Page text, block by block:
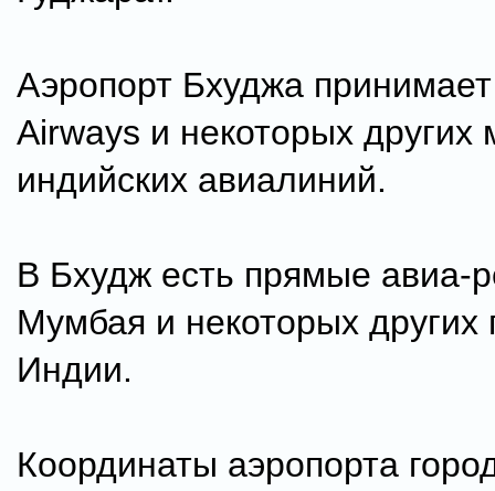
Аэропорт Бхуджа
Airways и некоторых других
индийских авиалиний.
В Бхудж есть прямые авиа-
Мумбая и некоторых других
Индии.
Координаты аэропорта